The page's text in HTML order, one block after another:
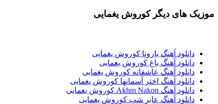
موزیک های دیگر کوروش یغمایی
دانلود آهنگ بارونا کوروش یغمایی
دانلود آهنگ باغ کوروش یغمایی
دانلود آهنگ عاشقانه کوروش یغمایی
دانلود آهنگ اختر آسمانها کوروش یغمایی
دانلود آهنگ Akhm Nakon کوروش یغمایی
دانلود آهنگ عابر شب کوروش یغمایی